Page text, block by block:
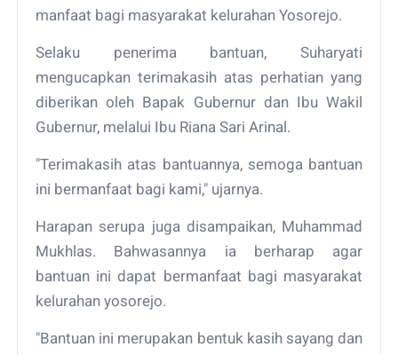
manfaat bagi masyarakat kelurahan Yosorejo.
Selaku penerima bantuan, Suharyati
mengucapkan terimakasih atas perhatian yang
diberikan oleh Bapak Gubernur dan Ibu Wakil
Gubernur, melalui Ibu Riana Sari Arinal.
"Terimakasih atas bantuannya, semoga bantuan
ini bermanfaat bagi kami," ujarnya.
Harapan serupa juga disampaikan, Muhammad
Mukhlas. Bahwasannya ia berharap agar
bantuan ini dapat bermanfaat bagi masyarakat
kelurahan yosorejo.
"Bantuan ini merupakan bentuk kasih sayang dan